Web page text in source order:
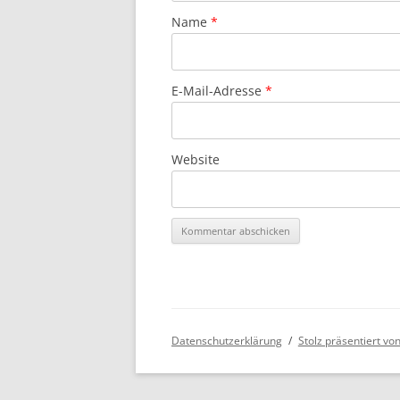
Name *
E-Mail-Adresse *
Website
Datenschutzerklärung Stolz präsentiert